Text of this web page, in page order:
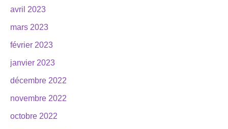
avril 2023
mars 2023
février 2023
janvier 2023
décembre 2022
novembre 2022
octobre 2022